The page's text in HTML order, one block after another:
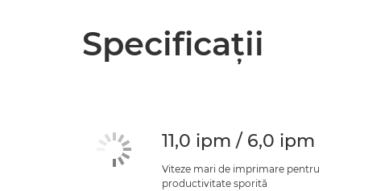
Specificaţii
11,0 ipm / 6,0 ipm
Viteze mari de imprimare pentru
productivitate sporită